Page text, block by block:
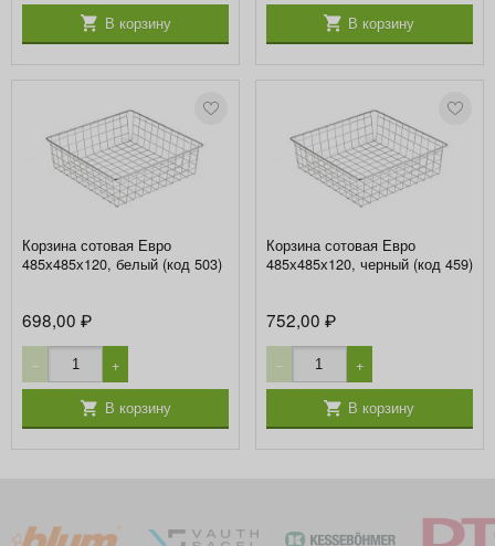
В корзину В корзину
Корзина сотовая Евро
485х485х120, белый (код 503)
698,00₽
− +
В корзину
Корзина сотовая Евро
485х485х120, черный (код 459)
752,00 ₽
− +
В корзину